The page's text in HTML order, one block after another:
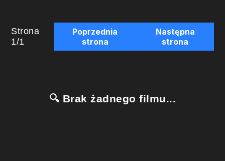
Strona
1/1
Poprzednia
strona
Następna
strona
🔍 Brak żadnego filmu...